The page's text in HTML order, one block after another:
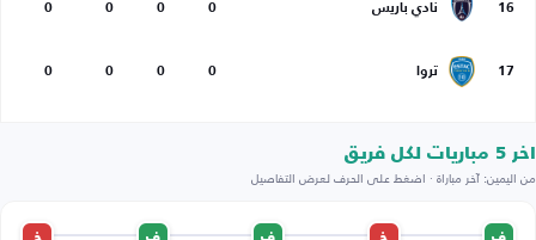
16 نادي باريس 0
0
0
0
17 تروا 0
0
0
0
اخر 5 مباريات لكل فريق
من اليمين: آخر مباراة · اضغط على الحرف لعرض التفاصيل